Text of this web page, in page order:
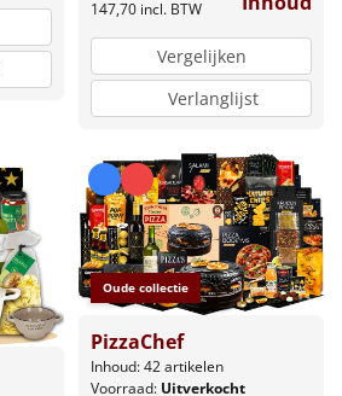
147,70 incl. BTW
Vergelijken
Verlanglijst
Oude collectie
PizzaChef
Inhoud: 42 artikelen
Voorraad: Uitverkocht